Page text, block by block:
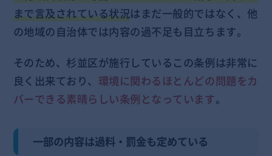
まで言及されている状況はまだ一般的ではなく、他
の地域の自治体では内容の過不足も目立ちます。
そのため、杉並区が施行しているこの条例は非常に
良く出来ており、 環境に関わるほとんどの問題をカ
バーできる素晴らしい条例となっています。
一部の内容は過料・罰金も定めている